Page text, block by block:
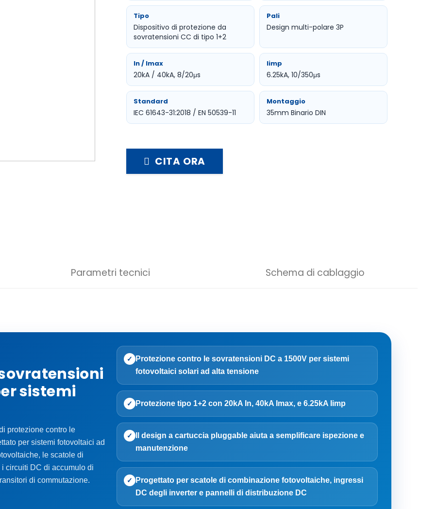
Tipo
Dispositivo di protezione da
sovratensioni CC di tipo 1+2
Pali
Design multi-polare 3P
In / Imax
20kA / 40kA, 8/20μs
Iimp
6.25kA, 10/350μs
Standard
IEC 61643-31:2018 / EN 50539-11
Montaggio
35mm Binario DIN
CITA ORA
Parametri tecnici Schema di cablaggio
sistemi
protezione contro le
per sistemi fotovoltaici ad
le scatole di
circuiti DC di accumulo di
di commutazione.
✓
Protezione contro le sovratensioni DC a 1500V per sistemi
fotovoltaici solari ad alta tensione
✓ Protezione tipo 1+2 con 20kA In, 40kA Imax, e 6.25kA Iimp
✓
Il design a cartuccia pluggable aiuta a semplificare ispezione e
manutenzione
✓
Progettato per scatole di combinazione fotovoltaiche, ingressi
DC degli inverter e pannelli di distribuzione DC